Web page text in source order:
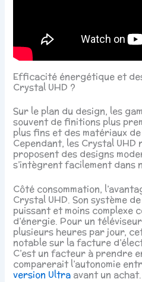
Efficacité énergétique et
Crystal UHD ?
Sur le plan du design, les
souvent de finitions plus
plus fins et des matériaux
Cependant, les Crystal
proposent des designs
s’intègrent facilement dans
Côté consommation,
Crystal UHD. Son système
puissant et moins complexe
d’énergie. Pour un
plusieurs heures par jour,
notable sur la facture
C’est un facteur à prendre
comparerait l’autonomie
version Ultra avant un achat.